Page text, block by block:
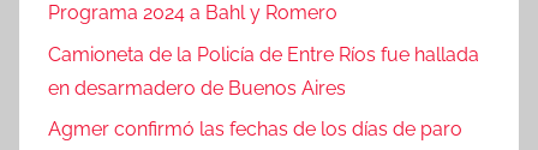
Programa 2024 a Bahl y Romero
Camioneta de la Policía de Entre Ríos fue hallada
en desarmadero de Buenos Aires
Agmer confirmó las fechas de los días de paro